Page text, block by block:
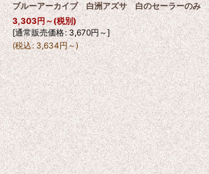
ブルーアーカイブ 白洲アズサ 白のセーラーのみ
3,303円～(税別)
[通常販売価格: 3,670円～]
(税込: 3,634円～)